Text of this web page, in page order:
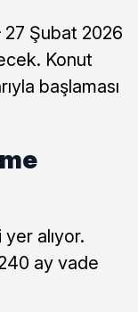
27 Şubat 2026
Konut
başlaması
alıyor.
ay vade